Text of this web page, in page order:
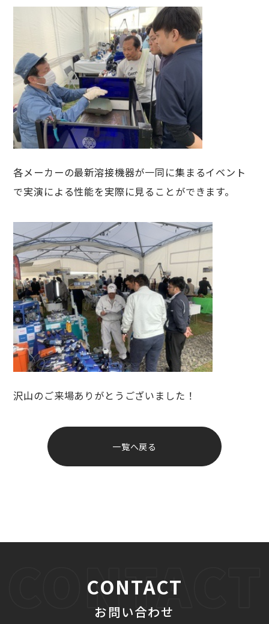
各メーカーの最新溶接機器が一同に集まるイベント
で実演による性能を実際に見ることができます。
沢山のご来場ありがとうございました！
一覧へ戻る
CONTACT
お問い合わせ